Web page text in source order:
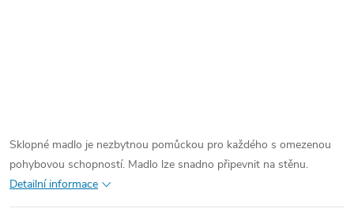
Sklopné madlo je nezbytnou pomůckou pro každého s omezenou
pohybovou schopností. Madlo lze snadno připevnit na stěnu.
Detailní informace